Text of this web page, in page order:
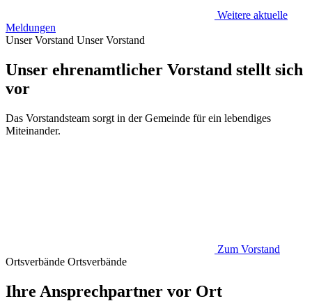
Weitere aktuelle
Meldungen
Unser Vorstand Unser Vorstand
Unser ehrenamtlicher Vorstand stellt sich
vor
Das Vorstandsteam sorgt in der Gemeinde für ein lebendiges
Miteinander.
Zum Vorstand
Ortsverbände Ortsverbände
Ihre Ansprechpartner vor Ort